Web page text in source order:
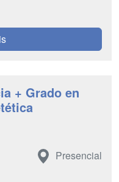
+ Grado en
Presencial